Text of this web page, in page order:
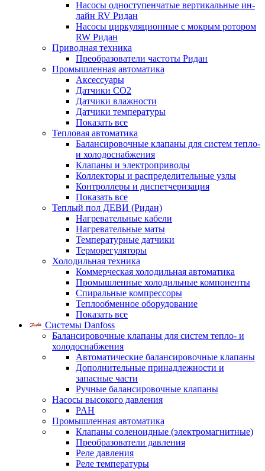
Насосы одноступенчатые вертикальные ин-
лайн RV Ридан
Насосы циркуляционные с мокрым ротором
RW Ридан
Приводная техника
Преобразователи частоты Ридан
Промышленная автоматика
Аксессуары
Датчики CO2
Датчики влажности
Датчики температуры
Показать все
Тепловая автоматика
Балансировочные клапаны для систем тепло-
и холодоснабжения
Клапаны и электроприводы
Коллекторы и распределительные узлы
Контроллеры и диспетчеризация
Показать все
Теплый пол ДЕВИ (Ридан)
Нагревательные кабели
Нагревательные маты
Температурные датчики
Терморегуляторы
Холодильная техника
Коммерческая холодильная автоматика
Промышленные холодильные компоненты
Спиральные компрессоры
Теплообменное оборудование
Показать все
Системы Danfoss
Балансировочные клапаны для систем тепло- и
холодоснабжения
Автоматические балансировочные клапаны
Дополнительные принадлежности и
запасные части
Ручные балансировочные клапаны
Насосы высокого давления
PAH
Промышленная автоматика
Клапаны соленоидные (электромагнитные)
Преобразователи давления
Реле давления
Реле температуры